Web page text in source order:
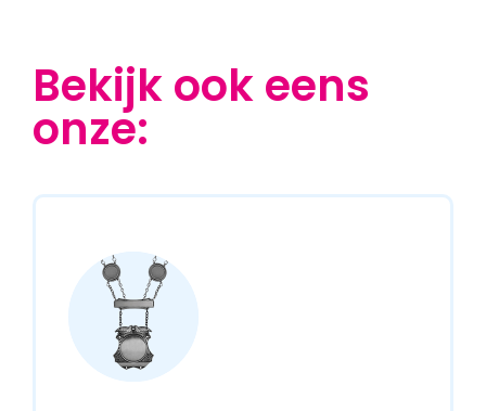
Bekijk ook eens
onze: